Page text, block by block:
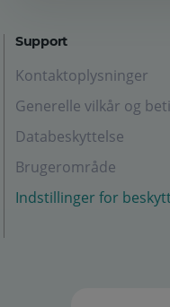
Support
Kontaktoplysninger
Generelle vilkår og
Databeskyttelse
Brugerområde
Indstillinger for